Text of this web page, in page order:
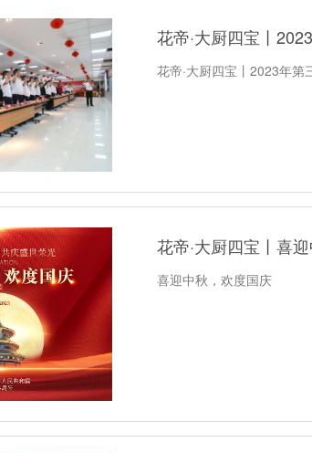
花帝·大厨四宝丨
花帝·大厨四宝丨2023年第
花帝·大厨四宝丨喜
喜迎中秋，欢度国庆